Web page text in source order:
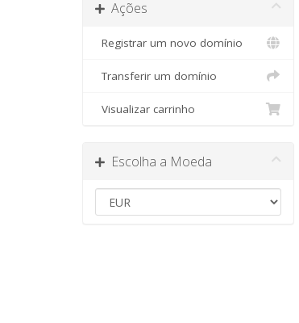
Ações
Registrar um novo domínio
Transferir um domínio
Visualizar carrinho
Escolha a Moeda